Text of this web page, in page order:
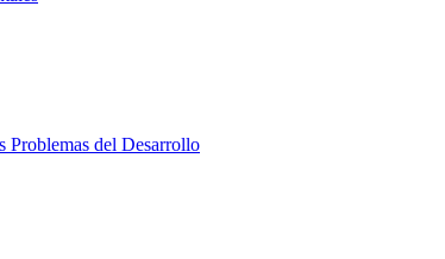
Problemas del Desarrollo